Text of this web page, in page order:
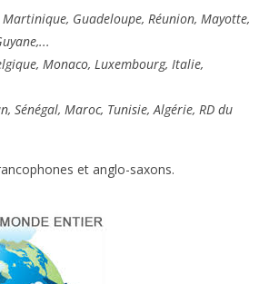
Martinique, Guadeloupe, Réunion, Mayotte,
Monaco, Luxembourg, Italie,
Sénégal, Maroc, Tunisie, Algérie, RD du
et anglo-saxons.